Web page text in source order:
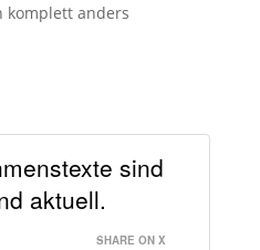
komplett anders
sind
aktuell.
SHARE ON X